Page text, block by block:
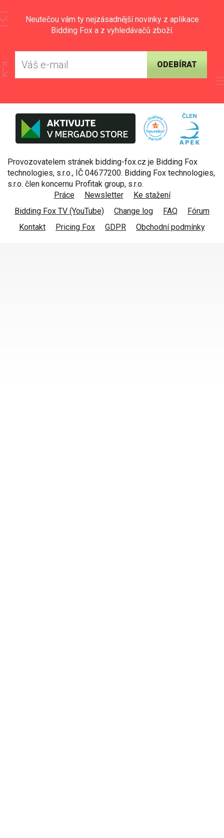
Neutečou vám ty nejzásadnější novinky z aplikace
Bidding Fox a z vyhledávačů zboží.
ODEBÍRAT
Provozovatelem stránek bidding-fox.cz je Bidding Fox
technologies, s.r.o., IČ 04677200. Bidding Fox technologies,
s.r.o. člen koncernu Profitak group, s.r.o.
Práce
Newsletter
Ke stažení
Bidding Fox TV (YouTube)
Change log FAQ
Fórum
Kontakt
Pricing Fox GDPR Obchodní podmínky